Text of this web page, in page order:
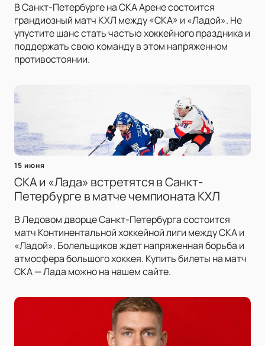
В Санкт-Петербурге на СКА Арене состоится
грандиозный матч КХЛ между «СКА» и «Ладой». Не
упустите шанс стать частью хоккейного праздника и
поддержать свою команду в этом напряженном
противостоянии.
15 июня
СКА и «Лада» встретятся в Санкт-
Петербурге в матче чемпионата КХЛ
В Ледовом дворце Санкт-Петербурга состоится
матч Континентальной хоккейной лиги между СКА и
«Ладой». Болельщиков ждет напряженная борьба и
атмосфера большого хоккея. Купить билеты на матч
СКА — Лада можно на нашем сайте.